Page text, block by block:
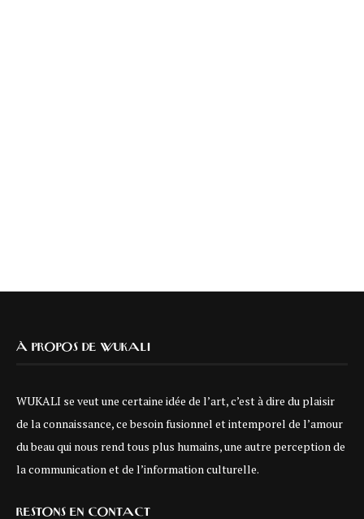
À PROPOS DE WUKALI
WUKALI se veut une certaine idée de l’art, c’est à dire du plaisir
de la connaissance, ce besoin fusionnel et intemporel de l’amour
du beau qui nous rend tous plus humains, une autre perception de
la communication et de l’information culturelle.
RESTONS EN CONTACT